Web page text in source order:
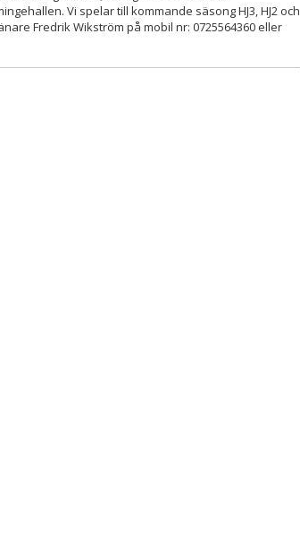
Vi spelar till kommande säsong HJ3, HJ2 och
Fredrik Wikström på mobil nr: 0725564360 eller